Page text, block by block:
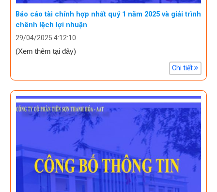
Báo cáo tài chính hợp nhất quý 1 năm 2025 và giải trình
chênh lệch lợi nhuận
29/04/2025 4:12:10
(Xem thêm tại đây)
Chi tiết